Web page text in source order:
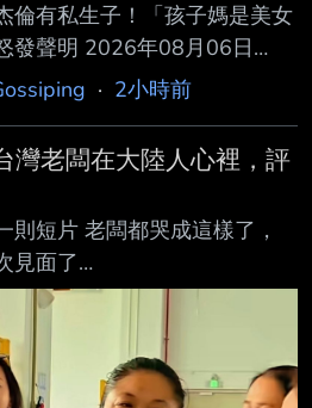
倫有私生子！「孩子媽是美女
聲明 2026年08月06日
田暐瑋／綜合報導 周杰倫近
聲稱某華語樂壇 三字天王與
安共同持股一家餐飲娛樂公
係，該女子最後 產下一名孩
友們將矛頭指向周杰倫，隨著
威爾稍早發出 嚴正聲明反擊
仔卓偉日前爆料某三字華語
點名是誰，但提供了「西安開
同月同日退股
· 2小時前
灣老闆在大陸人心裡，評
則短片 老闆都哭成這樣了，
見面了
UIAGob.jpg 台灣老闆要回去所
i.mopix.cc/l2OCxm.jpg
NZFPnG.jpg
sNkCNH.jpg